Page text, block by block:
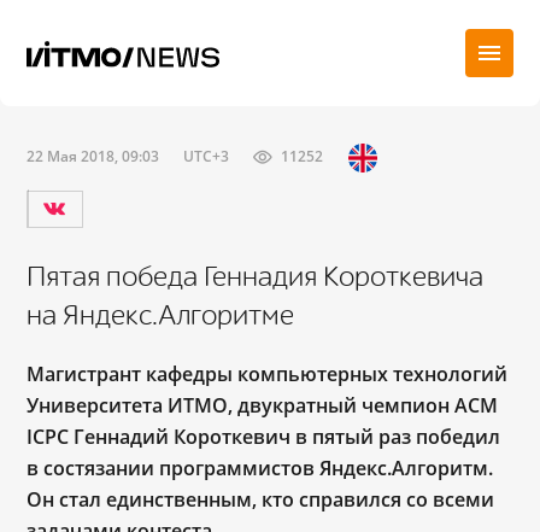
22 Мая 2018, 09:03 UTC+3 11252
Пятая победа Геннадия Короткевича
на Яндекс.Алгоритме
Магистрант кафедры компьютерных технологий
Университета ИТМО, двукратный чемпион ACM
ICPC Геннадий Короткевич в пятый раз победил
в состязании программистов Яндекс.Алгоритм.
Он стал единственным, кто справился со всеми